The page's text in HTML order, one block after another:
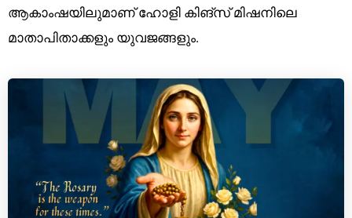
ആകാംഷയിലുമാണ് ഹോളി കിങ്‌സ് മിഷനിലെ
മാതാപിതാക്കളും യുവജങ്ങളും.